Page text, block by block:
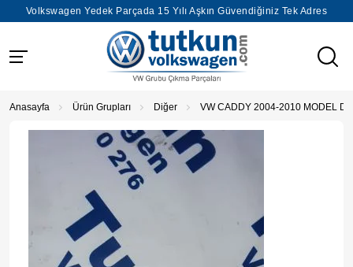
Volkswagen Yedek Parçada 15 Yılı Aşkın Güvendiğiniz Tek Adres
Anasayfa Ürün Grupları Diğer VW CADDY 2004-2010 MODEL